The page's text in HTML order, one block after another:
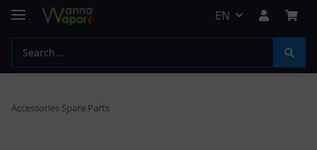
EN
Accessories Spare Parts